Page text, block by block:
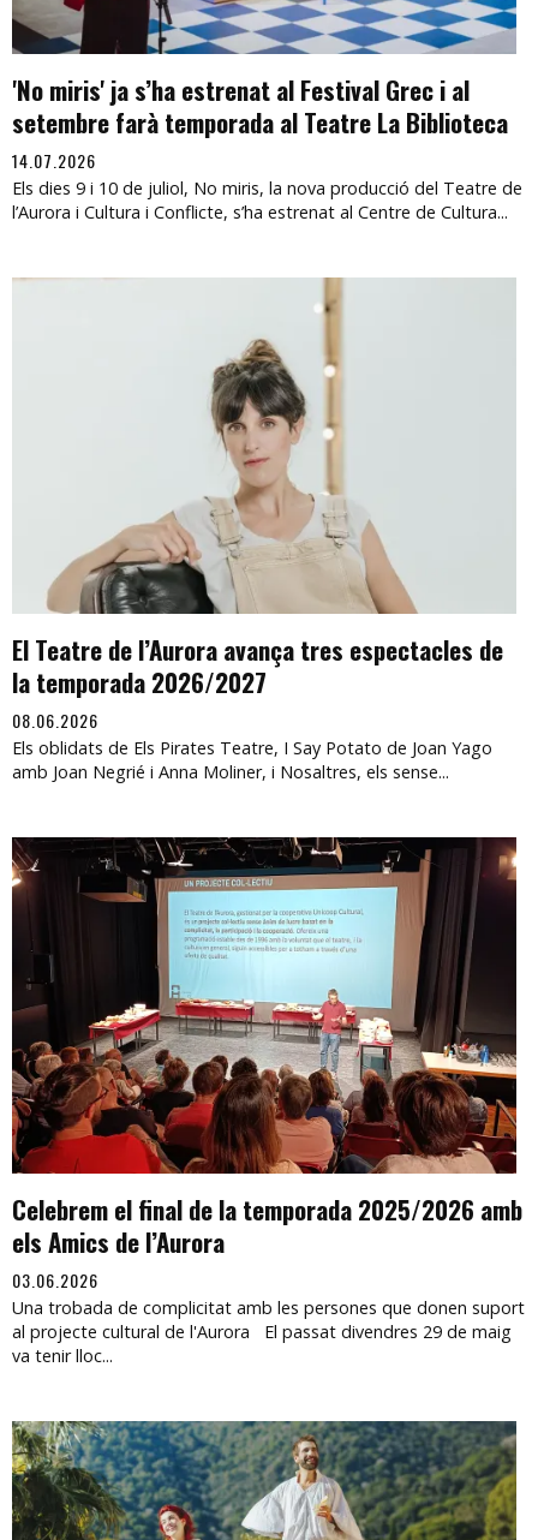
'No miris' ja s’ha estrenat al Festival Grec i al
setembre farà temporada al Teatre La Biblioteca
14.07.2026
Els dies 9 i 10 de juliol, No miris, la nova producció del Teatre de
l’Aurora i Cultura i Conflicte, s’ha estrenat al Centre de Cultura...
El Teatre de l’Aurora avança tres espectacles de
la temporada 2026/2027
08.06.2026
Els oblidats de Els Pirates Teatre, I Say Potato de Joan Yago
amb Joan Negrié i Anna Moliner, i Nosaltres, els sense...
Celebrem el final de la temporada 2025/2026 amb
els Amics de l’Aurora
03.06.2026
Una trobada de complicitat amb les persones que donen suport
al projecte cultural de l'Aurora El passat divendres 29 de maig
va tenir lloc...